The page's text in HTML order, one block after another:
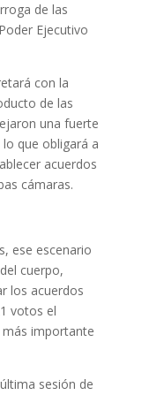
de las
Ejecutivo
con la
de las
una fuerte
que obligará a
acuerdos
cámaras.
ese escenario
cuerpo,
los acuerdos
votos el
importante
sesión de